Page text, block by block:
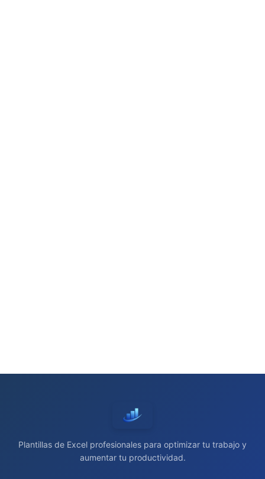
Plantillas de Excel profesionales para optimizar tu trabajo y
aumentar tu productividad.